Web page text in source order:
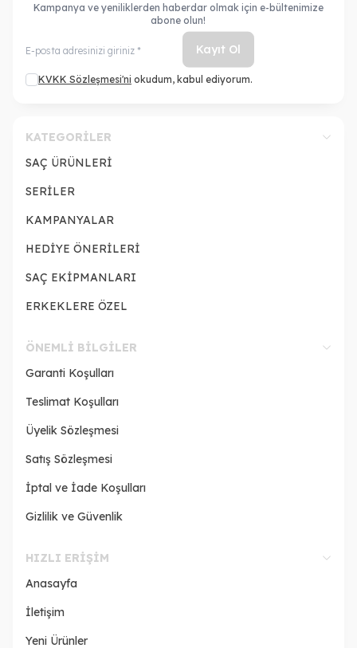
Kampanya ve yeniliklerden haberdar olmak için e-bültenimize
abone olun!
Kayıt Ol
KVKK Sözleşmesi'ni okudum, kabul ediyorum.
KATEGORILER
SAÇ ÜRÜNLERİ
SERİLER
KAMPANYALAR
HEDİYE ÖNERİLERİ
SAÇ EKİPMANLARI
ERKEKLERE ÖZEL
ÖNEMLI BILGILER
Garanti Koşulları
Teslimat Koşulları
Üyelik Sözleşmesi
Satış Sözleşmesi
İptal ve İade Koşulları
Gizlilik ve Güvenlik
HIZLI ERIŞIM
Anasayfa
İletişim
Yeni Ürünler